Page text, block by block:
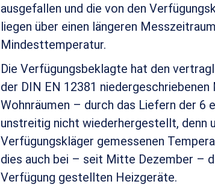
ausgefallen und die von den
liegen über einen längeren
Mindesttemperatur.
Die Verfügungsbeklagte hat den
der DIN EN 12381
Wohnräumen – durch das Liefern der 6
unstreitig nicht wiederhergestellt, denn
Verfügungskläger gemessenen
dies auch bei – seit Mitte Dezember –
Verfügung gestellten Heizgeräte.